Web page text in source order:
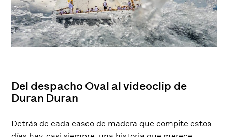
Del despacho Oval al videoclip de
Duran Duran
Detrás de cada casco de madera que compite estos